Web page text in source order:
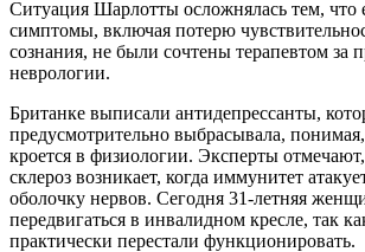
Ситуация Шарлотты осложнялась тем, что
симптомы, включая потерю
сознания, не были сочтены терапевтом за
неврологии.
Британке выписали антидепрессанты,
предусмотрительно выбрасывала,
кроется в физиологии. Эксперты
склероз возникает, когда иммунитет
оболочку нервов. Сегодня 31-летняя
передвигаться в инвалидном кресле, так
практически перестали функционировать.